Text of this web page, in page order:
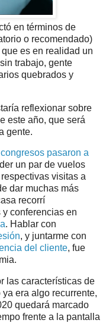
en términos de
o recomendado)
que es en realidad un
trabajo, gente
quebrados y
reflexionar sobre
este año, que será
gente.
congresos pasaron a
un par de vuelos
visitas a
dar muchas más
recorrí
conferencias en
. Hablar con
, y juntarme con
del cliente, fue
las características de
era algo recurrente,
quedará marcado
frente a la pantalla